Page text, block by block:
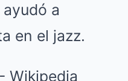
a
en el jazz.